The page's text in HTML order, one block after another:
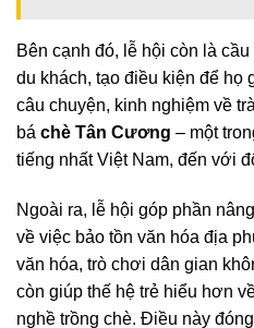
Bên cạnh đó, lễ hội còn là
du khách, tạo điều kiện để họ
câu chuyện, kinh nghiệm về
bá chè Tân Cương – một
tiếng nhất Việt Nam, đến với
Ngoài ra, lễ hội góp phần
về việc bảo tồn văn hóa địa
văn hóa, trò chơi dân gian
còn giúp thế hệ trẻ hiểu hơn
nghề trồng chè. Điều này